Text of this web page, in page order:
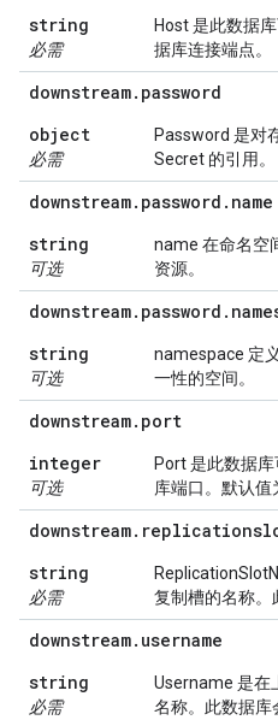
string
必需
Host 是此数据
据库连接端点。
downstream. password
object
必需
Password 是对
Secret 的引用。
downstream. password . name
string
可选
name 在命名空
资源。
downstream. password .
string
可选
namespace 定
一性的空间。
downstream. port
integer
可选
Port 是此数据
库端口。默认值
downstream.
string
必需
复制槽的名称。
downstream. username
string
必需
Username 是在
名称。此数据库